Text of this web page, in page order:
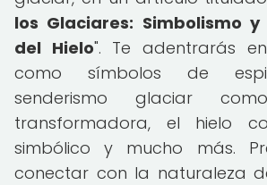
los Glaciares: Simbolismo
del Hielo". Te adentrarás
como símbolos de
senderismo glaciar
transformadora, el hielo
simbólico y mucho más.
conectar con la naturaleza